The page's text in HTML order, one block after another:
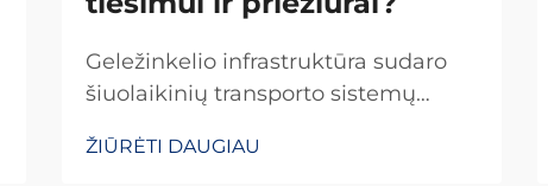
Geležinkelio infrastruktūra sudaro
šiuolaikinių transporto sistemų
specializuota įranga ir tikslūs
ŽIŪRĖTI DAUGIAU